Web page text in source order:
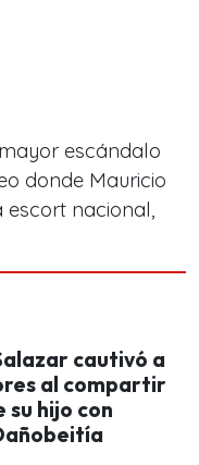
escándalo
donde Mauricio
nacional,
cautivó a
al compartir
hijo con